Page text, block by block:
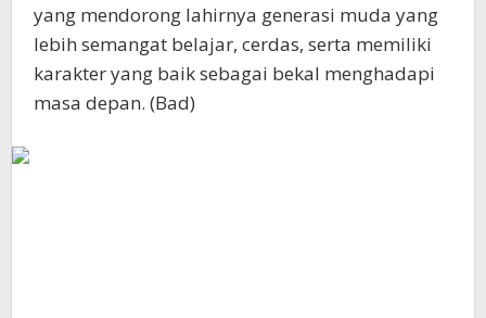
yang mendorong lahirnya generasi muda yang
lebih semangat belajar, cerdas, serta memiliki
karakter yang baik sebagai bekal menghadapi
masa depan. (Bad)